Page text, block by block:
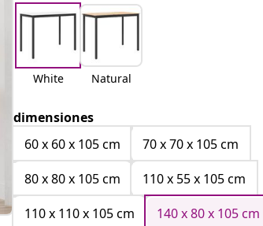
White Natural
dimensiones
60 x 60 x 105 cm
70 x 70 x 105 cm
80 x 80 x 105 cm
110 x 55 x 105 cm
110 x 110 x 105 cm
140 x 80 x 105 cm